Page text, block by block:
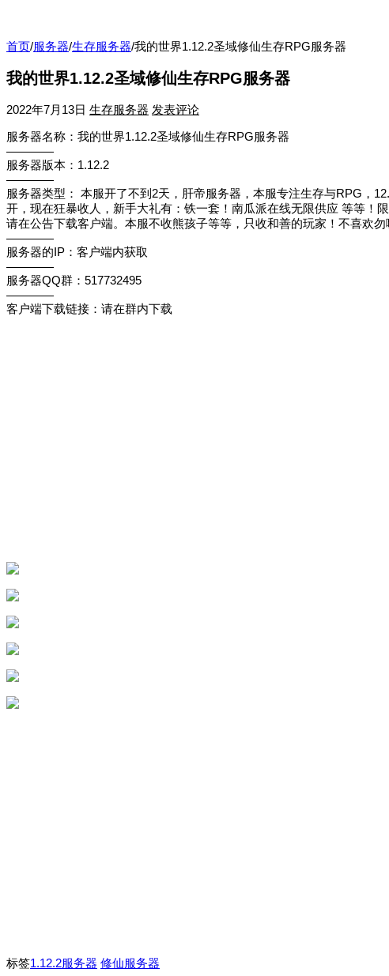
首页/服务器/生存服务器/我的世界1.12.2圣域修仙生存RPG服务器
我的世界1.12.2圣域修仙生存RPG服务器
2022年7月13日 生存服务器 发表评论
服务器名称：我的世界1.12.2圣域修仙生存RPG服务器
————
服务器版本：1.12.2
————
服务器类型： 本服开了不到2天，肝帝服务器，本服专注生存与RPG，
开，现在狂暴收人，新手大礼有：铁一套！南瓜派在线无限供应 等等！
请在公告下载客户端。本服不收熊孩子等等，只收和善的玩家！不喜欢
————
服务器的IP：客户端内获取
————
服务器QQ群：517732495
————
客户端下载链接：请在群内下载
标签1.12.2服务器 修仙服务器